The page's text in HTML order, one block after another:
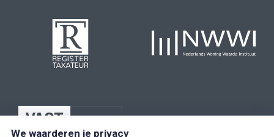
We waarderen je privacy